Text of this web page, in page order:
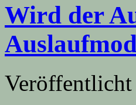
Wird der
Veröffentlicht